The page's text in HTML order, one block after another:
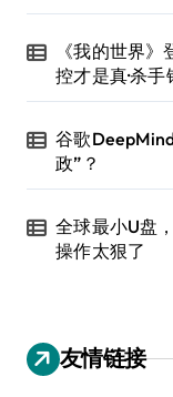
《我的世界
控才是真·杀手
谷歌
政”？
全球最小U盘
操作太狠了
友情链接